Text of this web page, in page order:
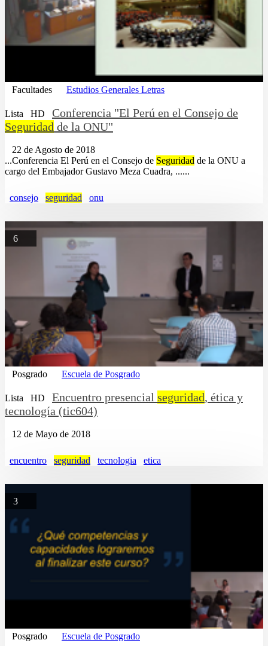
Facultades Estudios Generales Letras
Lista HD
Conferencia "El Perú en el Consejo de
Seguridad de la ONU"
22 de Agosto de 2018
...Conferencia El Perú en el Consejo de Seguridad de la ONU a
cargo del Embajador Gustavo Meza Cuadra, ......
consejo seguridad onu
6
Posgrado Escuela de Posgrado
Lista HD Encuentro presencial seguridad, ética y
tecnología (tic604)
12 de Mayo de 2018
encuentro seguridad tecnologia etica
3
Posgrado Escuela de Posgrado